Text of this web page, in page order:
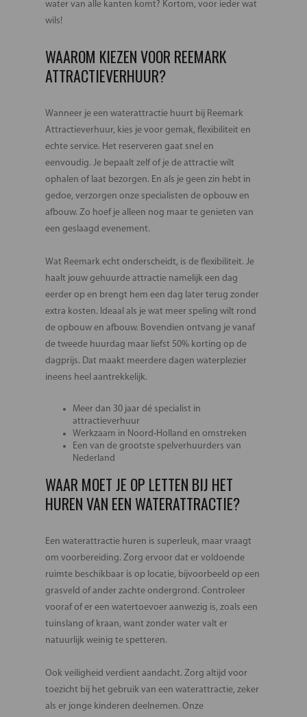
water van alle kanten komt? Kortom, voor ieder wat
wils!
WAAROM KIEZEN VOOR REEMARK
ATTRACTIEVERHUUR?
Wanneer je een waterattractie huurt bij Reemark
Attractieverhuur, kies je voor gemak, flexibiliteit en
echte service. Het reserveren gaat snel en
eenvoudig. Je bepaalt zelf of je de attractie wilt
ophalen of laat bezorgen. En als je geen zin hebt in
gedoe, verzorgen onze specialisten de opbouw en
afbouw. Zo hoef je alleen nog maar te genieten van
een geslaagd evenement.
Wat Reemark echt onderscheidt, is de flexibiliteit. Je
haalt jouw gehuurde attractie namelijk een dag
eerder op en brengt hem een dag later terug zonder
extra kosten. Ideaal als je wat meer speling wilt rond
de opbouw en afbouw. Bovendien ontvang je vanaf
de tweede huurdag maar liefst 50% korting op de
dagprijs. Dat maakt meerdere dagen waterplezier
ineens heel aantrekkelijk.
Meer dan 30 jaar dé specialist in
attractieverhuur
Werkzaam in Noord-Holland en omstreken
Een van de grootste spelverhuurders van
Nederland
WAAR MOET JE OP LETTEN BIJ HET
HUREN VAN EEN WATERATTRACTIE?
Een waterattractie huren is superleuk, maar vraagt
om voorbereiding. Zorg ervoor dat er voldoende
ruimte beschikbaar is op locatie, bijvoorbeeld op een
grasveld of ander zachte ondergrond. Controleer
vooraf of er een watertoevoer aanwezig is, zoals een
tuinslang of kraan, want zonder water valt er
natuurlijk weinig te spetteren.
Ook veiligheid verdient aandacht. Zorg altijd voor
toezicht bij het gebruik van een waterattractie, zeker
als er jonge kinderen deelnemen. Onze